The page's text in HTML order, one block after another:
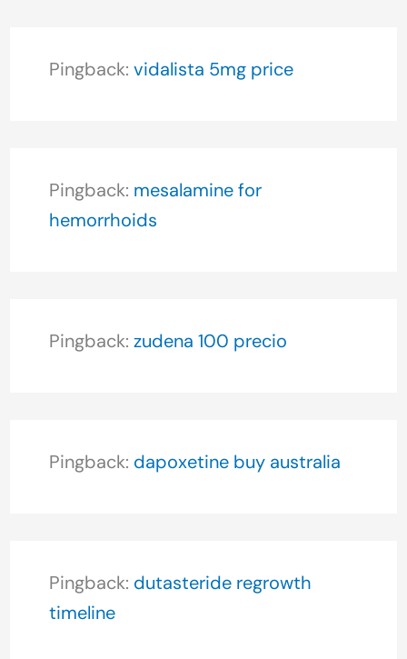
Pingback: vidalista 5mg price
Pingback: mesalamine for
hemorrhoids
Pingback: zudena 100 precio
Pingback: dapoxetine buy australia
Pingback: dutasteride regrowth
timeline